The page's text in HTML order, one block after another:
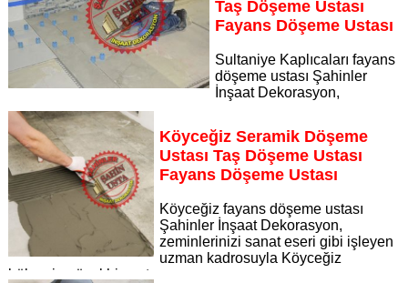
Sayfaya Git
Taş Döşeme Ustası
Fayans Döşeme Ustası
Sultaniye Kaplıcaları fayans
döşeme ustası Şahinler
İnşaat Dekorasyon,
zeminlerinizi sanat eseri gibi işleyen uzman kadrosuyla
Sultaniye Kaplıcaları bölgesine özel hizmet sunuyor
Sayfaya Git
Köyceğiz Seramik Döşeme
Ustası Taş Döşeme Ustası
Fayans Döşeme Ustası
Köyceğiz fayans döşeme ustası
Şahinler İnşaat Dekorasyon,
zeminlerinizi sanat eseri gibi işleyen
uzman kadrosuyla Köyceğiz
bölgesine özel hizmet sunuyor